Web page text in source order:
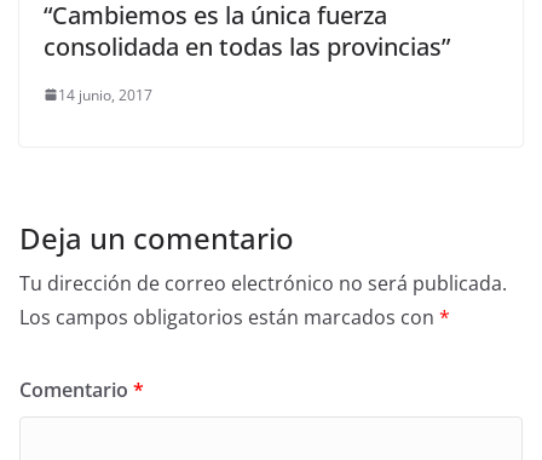
“Cambiemos es la única fuerza
consolidada en todas las provincias”
14 junio, 2017
Deja un comentario
Tu dirección de correo electrónico no será publicada.
Los campos obligatorios están marcados con *
Comentario *